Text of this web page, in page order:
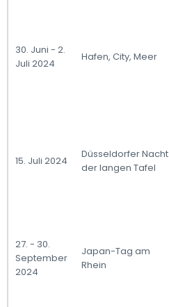
30. Juni - 2.
Juli 2024
Hafen, City, Meer
15. Juli 2024
Düsseldorfer Nacht
der langen Tafel
27. - 30.
September
2024
Japan-Tag am
Rhein